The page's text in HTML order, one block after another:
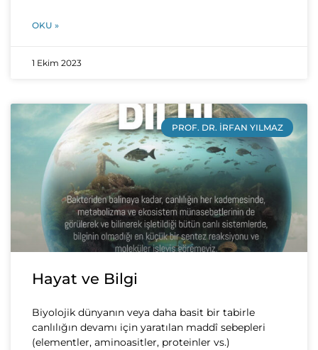
OKU »
1 Ekim 2023
PROF. DR. İRFAN YILMAZ
Hayat ve Bilgi
Biyolojik dünyanın veya daha basit bir tabirle
canlılığın devamı için yaratılan maddî sebepleri
(elementler, aminoasitler, proteinler vs.)